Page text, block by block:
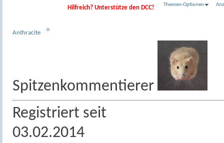
Hilfreich? Unterstütze den DCC! Themen-Optionen
Anthracite
Spitzenkommentierer
Registriert seit
03.02.2014